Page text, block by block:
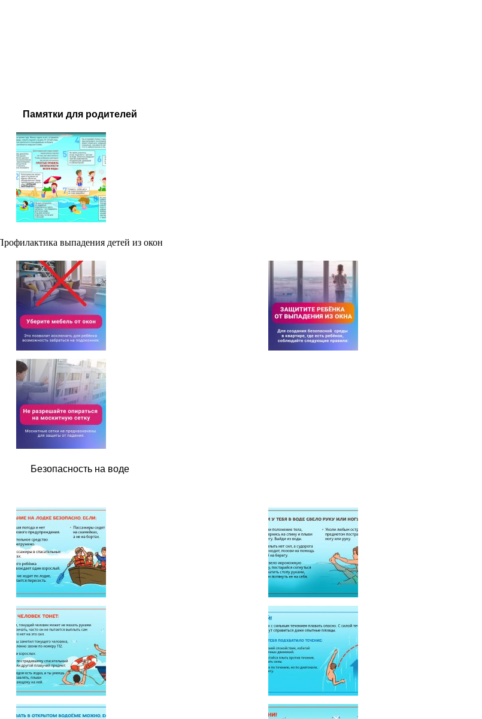
Памятки для родителей
выпадения детей из окон
Безопасность на воде